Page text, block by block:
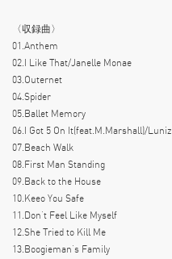
〈収録曲〉
01.Anthem
02.I Like That/Janelle Monae
03.Outernet
04.Spider
05.Ballet Memory
06.I Got 5 On It(feat.M.Marshall)/Luniz
07.Beach Walk
08.First Man Standing
09.Back to the House
10.Keeo You Safe
11.Don’t Feel Like Myself
12.She Tried to Kill Me
13.Boogieman’s Family